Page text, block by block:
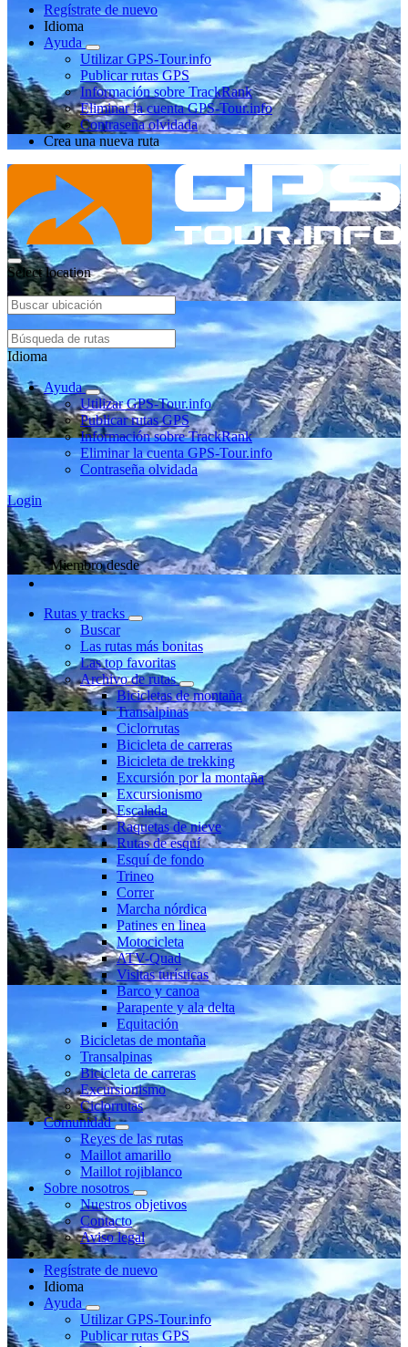
Regístrate de nuevo
Idioma
Ayuda
Utilizar GPS-Tour.info
Publicar rutas GPS
Información sobre TrackRank
Eliminar la cuenta GPS-Tour.info
Contraseña olvidada
Crea una nueva ruta
Select location
Idioma
Ayuda
Utilizar GPS-Tour.info
Publicar rutas GPS
Información sobre TrackRank
Eliminar la cuenta GPS-Tour.info
Contraseña olvidada
Login
Miembro desde
Rutas y tracks
Buscar
Las rutas más bonitas
Las top favoritas
Archivo de rutas
Bicicletas de montaña
Transalpinas
Ciclorrutas
Bicicleta de carreras
Bicicleta de trekking
Excursión por la montaña
Excursionismo
Escalada
Raquetas de nieve
Rutas de esquí
Esquí de fondo
Trineo
Correr
Marcha nórdica
Patines en linea
Motocicleta
ATV-Quad
Visitas turísticas
Barco y canoa
Parapente y ala delta
Equitación
Bicicletas de montaña
Transalpinas
Bicicleta de carreras
Excursionismo
Ciclorrutas
Comunidad
Reyes de las rutas
Maillot amarillo
Maillot rojiblanco
Sobre nosotros
Nuestros objetivos
Contacto
Aviso legal
Regístrate de nuevo
Idioma
Ayuda
Utilizar GPS-Tour.info
Publicar rutas GPS